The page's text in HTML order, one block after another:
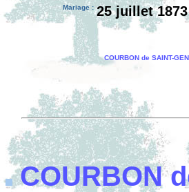
Mariage : 25 juillet 1873
COURBON de SAINT-
COURBON